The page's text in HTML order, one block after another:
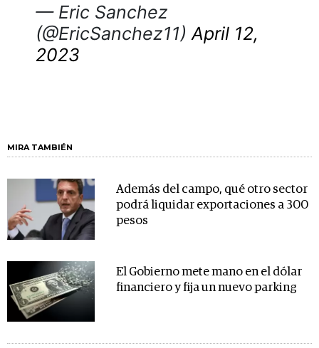
— Eric Sanchez
(@EricSanchez11) April 12,
2023
MIRA TAMBIÉN
Además del campo, qué otro sector
podrá liquidar exportaciones a 300
pesos
El Gobierno mete mano en el dólar
financiero y fija un nuevo parking